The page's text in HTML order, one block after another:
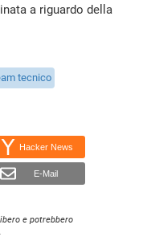
a riguardo della
tecnico
Hacker News
E-Mail
e potrebbero
.